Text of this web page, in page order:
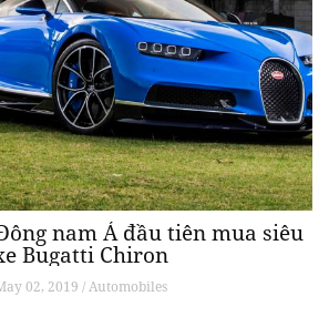
nam Á đầu tiên mua siêu
Bugatti Chiron
02, 2019 / Automobiles